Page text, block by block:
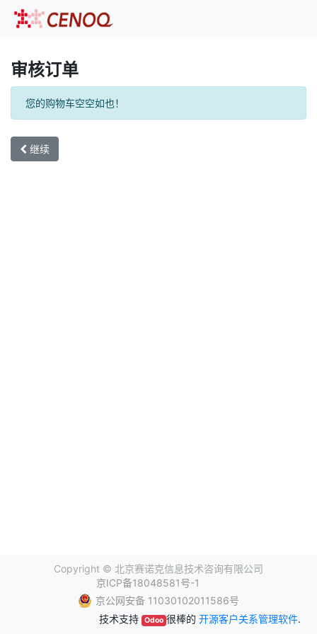
审核订单
您的购物车空空如也！
继续
Copyright © 北京赛诺克信息技术咨询有限公司
京ICP备18048581号-1
京公网安备 11030102011586号
技术支持
Odoo 很棒的 开源客户关系管理软件.